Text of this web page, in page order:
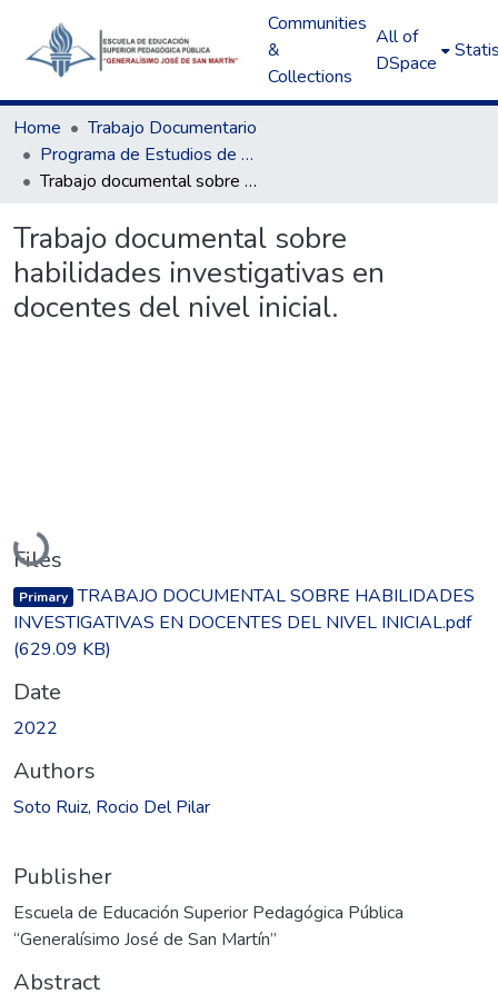
Communities
&
Collections
All of
DSpace
Home
Trabajo Documentario
Programa de Estudios de Educación Inicial
Trabajo documental sobre habilidades investigativas en docentes del nivel inicial.
Trabajo documental sobre
habilidades investigativas en
docentes del nivel inicial.
Loading...
Files
Primary TRABAJO DOCUMENTAL SOBRE HABILIDADES
INVESTIGATIVAS EN DOCENTES DEL NIVEL INICIAL.pdf
(629.09 KB)
Date
2022
Authors
Soto Ruiz, Rocio Del Pilar
Publisher
Escuela de Educación Superior Pedagógica Pública
“Generalísimo José de San Martín”
Abstract